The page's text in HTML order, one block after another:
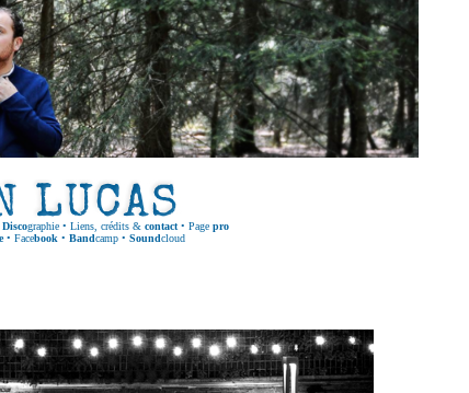
Discographie • Liens, crédits & contact • Page pro
• Facebook • Bandcamp• Soundcloud